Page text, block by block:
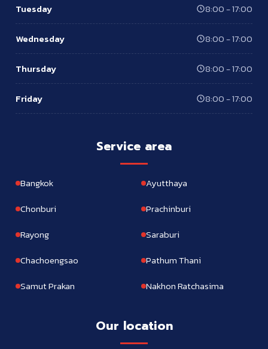
Tuesday 8:00 - 17:00
Wednesday 8:00 - 17:00
Thursday 8:00 - 17:00
Friday 8:00 - 17:00
Service area
Bangkok
Ayutthaya
Chonburi
Prachinburi
Rayong
Saraburi
Chachoengsao
Pathum Thani
Samut Prakan
Nakhon Ratchasima
Our location